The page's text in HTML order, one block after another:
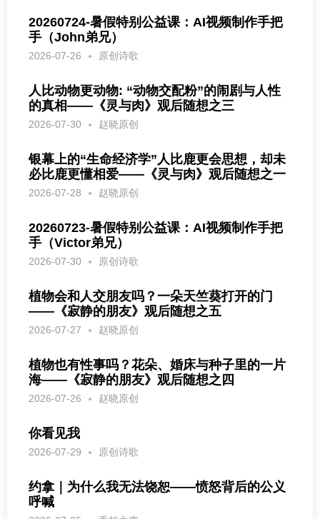
20260724-暑假特别公益课：AI视频制作手把
手（John弟兄）
2026-07-26 原创诗歌
人比动物更动物: “动物交配粉”的闹剧与人性
的真相——《灵与肉》观后随想之三
2026-07-30 赵晓原创
银幕上的“生命经济学”人比鹿更会思想，却未
必比鹿更懂相爱——《灵与肉》观后随想之一
2026-07-28 赵晓原创
20260723-暑假特别公益课：AI视频制作手把
手（Victor弟兄）
2026-07-30 原创诗歌
植物会和人交朋友吗？一朵天竺葵打开的门
——《寂静的朋友》观后随想之五
2026-07-27 赵晓原创
植物也有性事吗？花朵、婚床与种子里的一片
海——《寂静的朋友》观后随想之四
2026-07-26 赵晓原创
你看见我
2026-07-29 原创诗歌
约拿｜为什么我无法饶恕——愤怒背后的公义
呼喊